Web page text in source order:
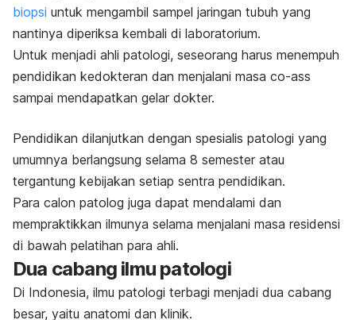
biopsi untuk mengambil sampel jaringan tubuh yang
nantinya diperiksa kembali di laboratorium.
Untuk menjadi ahli patologi, seseorang harus menempuh
pendidikan kedokteran dan menjalani masa co-ass
sampai mendapatkan gelar dokter.
Pendidikan dilanjutkan dengan spesialis patologi yang
umumnya berlangsung selama 8 semester atau
tergantung kebijakan setiap sentra pendidikan.
Para calon patolog juga dapat mendalami dan
mempraktikkan ilmunya selama menjalani masa residensi
di bawah pelatihan para ahli.
Dua cabang ilmu patologi
Di Indonesia, ilmu patologi terbagi menjadi dua cabang
besar, yaitu anatomi dan klinik.